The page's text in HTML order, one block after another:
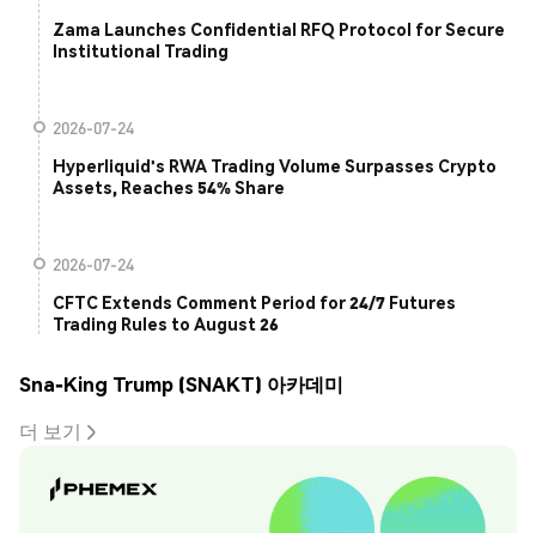
Zama Launches Confidential RFQ Protocol for Secure
Institutional Trading
2026-07-24
Hyperliquid's RWA Trading Volume Surpasses Crypto
Assets, Reaches 54% Share
2026-07-24
CFTC Extends Comment Period for 24/7 Futures
Trading Rules to August 26
Sna-King Trump (SNAKT) 아카데미
더 보기